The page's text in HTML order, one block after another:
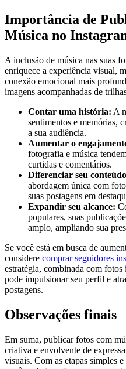
Importância de
Música no
A⁤ inclusão de música nas suas
enriquece a experiência visual,
conexão emocional mais
imagens acompanhadas de
Contar uma história: A
sentimentos⁤ e memórias,
a sua audiência.
Aumentar ​o⁤
fotografia e ⁤música
curtidas e comentários.
Diferenciar seu‌
abordagem única com
suas postagens em
Expandir seu alcance:
populares, suas
amplo, ampliando sua
Se você está​ em busca de
considere comprar seguidores
estratégia, combinada com fotos
pode impulsionar seu perfil e
postagens.
Observações finais
Em suma, publicar fotos ​com
criativa e envolvente de
visuais. Com⁢ as etapas simples